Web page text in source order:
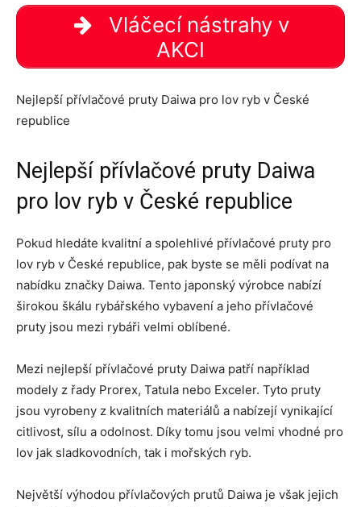
Vláčecí nástrahy v
AKCI
Nejlepší přívlačové pruty Daiwa pro lov ryb v České
republice
Nejlepší přívlačové pruty Daiwa
pro lov ryb v České republice
Pokud hledáte kvalitní a spolehlivé přívlačové pruty pro
lov ryb v České republice, pak byste se měli podívat na
nabídku značky Daiwa. Tento japonský výrobce nabízí
širokou škálu rybářského vybavení a jeho přívlačové
pruty jsou mezi rybáři velmi oblíbené.
Mezi nejlepší přívlačové pruty Daiwa patří například
modely z řady Prorex, Tatula nebo Exceler. Tyto pruty
jsou vyrobeny z kvalitních materiálů a nabízejí vynikající
citlivost, sílu a odolnost. Díky tomu jsou velmi vhodné pro
lov jak sladkovodních, tak i mořských ryb.
Největší výhodou přívlačových prutů Daiwa je však jejich